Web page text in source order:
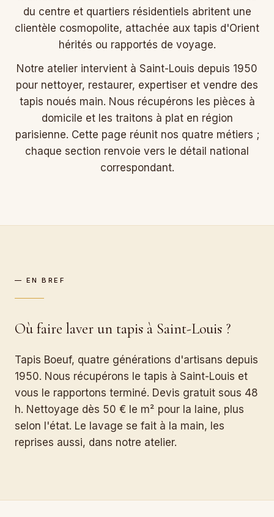
du centre et quartiers résidentiels abritent une
clientèle cosmopolite, attachée aux tapis d'Orient
hérités ou rapportés de voyage.
Notre atelier intervient à Saint-Louis depuis 1950
pour nettoyer, restaurer, expertiser et vendre des
tapis noués main. Nous récupérons les pièces à
domicile et les traitons à plat en région
parisienne. Cette page réunit nos quatre métiers ;
chaque section renvoie vers le détail national
correspondant.
— EN BREF
Où faire laver un tapis à Saint-Louis ?
Tapis Boeuf, quatre générations d'artisans depuis
1950. Nous récupérons le tapis à Saint-Louis et
vous le rapportons terminé. Devis gratuit sous 48
h. Nettoyage dès 50 € le m² pour la laine, plus
selon l'état. Le lavage se fait à la main, les
reprises aussi, dans notre atelier.